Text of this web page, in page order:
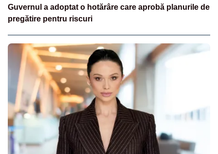
Guvernul a adoptat o hotărâre care aprobă planurile de
pregătire pentru riscuri